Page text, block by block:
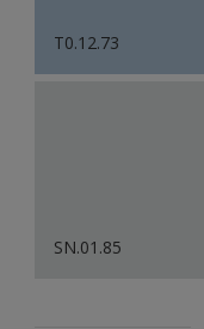
T0.12.73
SN.01.85